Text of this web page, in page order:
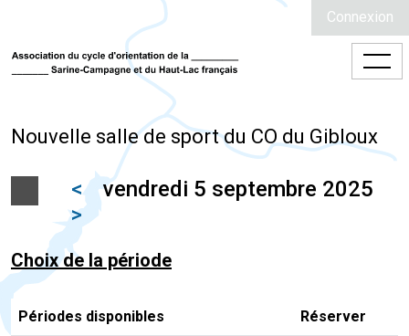
Connexion
Nouvelle salle de sport du CO du Gibloux
< vendredi 5 septembre 2025
>
Choix de la période
Périodes disponibles Réserver